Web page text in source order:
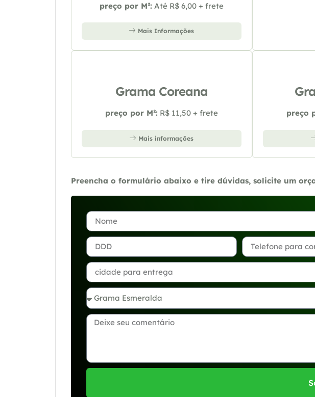
preço por M²: Até R$ 6,00 + frete
Mais Informações
Grama Coreana
preço por M²: R$ 11,50 + frete
Mais informações
preço
Preencha o formulário abaixo e tire dúvidas, solicite um